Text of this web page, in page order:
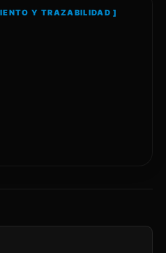
Y TRAZABILIDAD ]